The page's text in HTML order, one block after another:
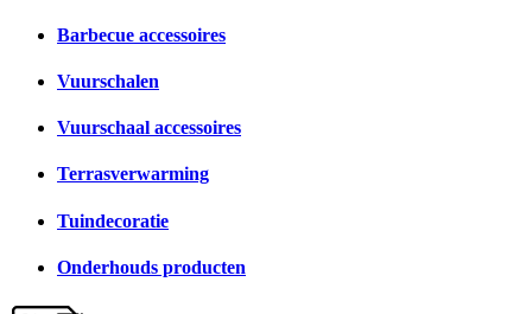
Barbecue accessoires
Vuurschalen
Vuurschaal accessoires
Terrasverwarming
Tuindecoratie
Onderhouds producten